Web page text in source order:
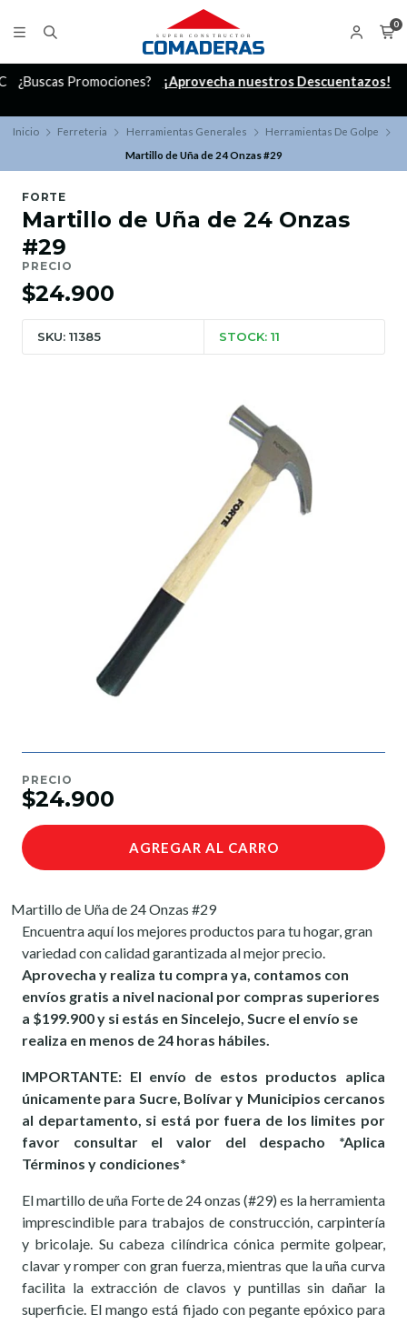
0
¿Buscas Promociones? ¡Aprovecha nuestros Descuentazos!
Inicio Ferreteria Herramientas Generales
Herramientas De Golpe
Martillo de Uña de 24 Onzas #29
FORTE
Martillo de Uña de 24 Onzas
#29
PRECIO
$24.900
SKU: 11385 STOCK: 11
PRECIO
$24.900
AGREGAR AL CARRO
Martillo de Uña de 24 Onzas #29
Encuentra aquí los mejores productos para tu hogar, gran
variedad con calidad garantizada al mejor precio.
Aprovecha y realiza tu compra ya, contamos con
envíos gratis a nivel nacional por compras superiores
a $199.900 y si estás en Sincelejo, Sucre el envío se
realiza en menos de 24 horas hábiles.
IMPORTANTE: El envío de estos productos aplica
únicamente para Sucre, Bolívar y Municipios cercanos
al departamento, si está por fuera de los limites por
favor consultar el valor del despacho *Aplica
Términos y condiciones*
El martillo de uña Forte de 24 onzas (#29) es la herramienta
imprescindible para trabajos de construcción, carpintería
y bricolaje. Su cabeza cilíndrica cónica permite golpear,
clavar y romper con gran fuerza, mientras que la uña curva
facilita la extracción de clavos y puntillas sin dañar la
superficie. El mango está fijado con pegante epóxico para